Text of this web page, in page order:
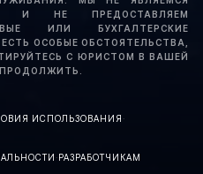
И НЕ ПРЕДОСТАВЛЯЕМ
ИЛИ БУХГАЛТЕРСКИЕ
ОСОБЫЕ ОБСТОЯТЕЛЬСТВА,
С ЮРИСТОМ В ВАШЕЙ
ИСПОЛЬЗОВАНИЯ ·
·РАЗРАБОТЧИКАМ